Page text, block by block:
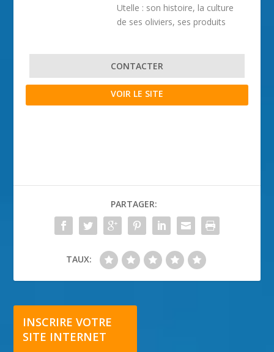
Utelle : son histoire, la culture
de ses oliviers, ses produits
CONTACTER
VOIR LE SITE
PARTAGER:
TAUX:
INSCRIRE VOTRE
SITE INTERNET